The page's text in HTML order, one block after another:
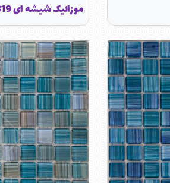
موزائیک شیشه ای C4B0319